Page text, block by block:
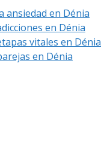
ansiedad en Dénia
en Dénia
vitales en Dénia
en Dénia